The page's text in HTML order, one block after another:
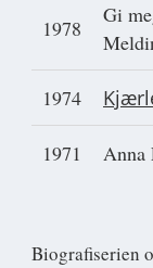
1978
Gi
1974
1971 Anna
Biografiserien